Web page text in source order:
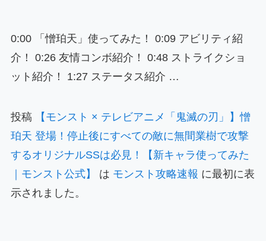
0:00 「憎珀天」使ってみた！ 0:09 アビリティ紹
介！ 0:26 友情コンボ紹介！ 0:48 ストライクショ
ット紹介！ 1:27 ステータス紹介 …
投稿
【モンスト × テレビアニメ「鬼滅の刃」】憎
珀天 登場！停止後にすべての敵に無間業樹で攻撃
するオリジナルSSは必見！【新キャラ使ってみた
｜モンスト公式】
は モンスト攻略速報 に最初に表
示されました。